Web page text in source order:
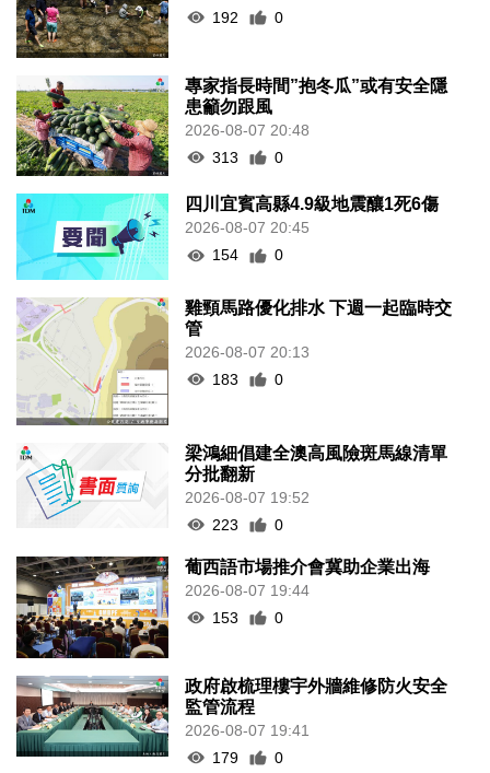
192
0
專家指長時間”抱冬瓜”或有安全隱
患籲勿跟風
2026-08-07 20:48
313
0
四川宜賓高縣4.9級地震釀1死6傷
2026-08-07 20:45
154
0
雞頸馬路優化排水 下週一起臨時交
管
2026-08-07 20:13
183
0
梁鴻細倡建全澳高風險斑馬線清單
分批翻新
2026-08-07 19:52
223
0
葡西語市場推介會冀助企業出海
2026-08-07 19:44
153
0
政府啟梳理樓宇外牆維修防火安全
監管流程
2026-08-07 19:41
179
0